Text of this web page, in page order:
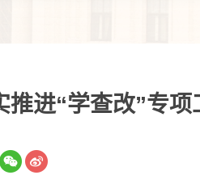
进“学查改”专项